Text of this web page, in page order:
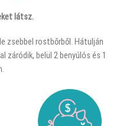
látsz.
zsebbel rostbőrből. Hátulján
záródik, belül 2 benyúlós és 1